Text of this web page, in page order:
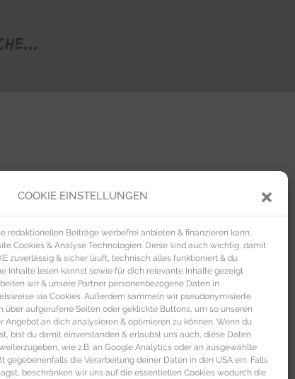
COOKIE EINSTELLUNGEN
redaktionellen Beiträge werbefrei anbieten & finanzieren kann,
Cookies & Analyse Technologien. Diese sind auch wichtig, damit
zuverlässig & sicher läuft, technisch alles funktioniert & du
Inhalte lesen kannst sowie für dich relevante Inhalte gezeigt
wir & unsere Partner personenbezogene Daten in
via Cookies. Außerdem sammeln wir pseudonymisierte
über aufgerufene Seiten oder geklickte Buttons, um so unseren
Angebot an dich analysieren & optimieren zu können. Wenn du
bist du damit einverstanden & erlaubst uns auch, diese Daten
wie z.B. an Google Analytics oder an ausgewählte
gegebenenfalls die Verarbeitung deiner Daten in den USA ein. Falls
beschränken wir uns auf die essentiellen Cookies wodurch die